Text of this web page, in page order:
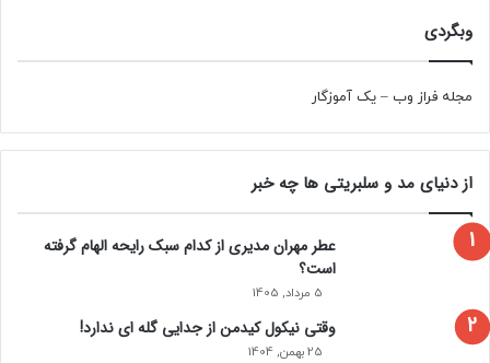
وبگردی
مجله فراز وب – یک آموزگار
از دنیای مد و سلبریتی ها چه خبر
عطر مهران مدیری از کدام سبک رایحه الهام گرفته
است؟
5 مرداد, 1405
وقتی نیکول کیدمن از جدایی گله ای ندارد!
25 بهمن, 1404